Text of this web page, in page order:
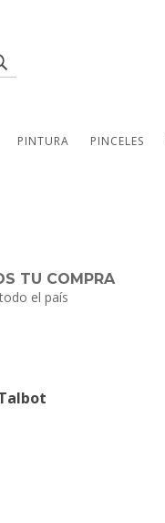
PINTURA PINCELES
TU COMPRA
el país